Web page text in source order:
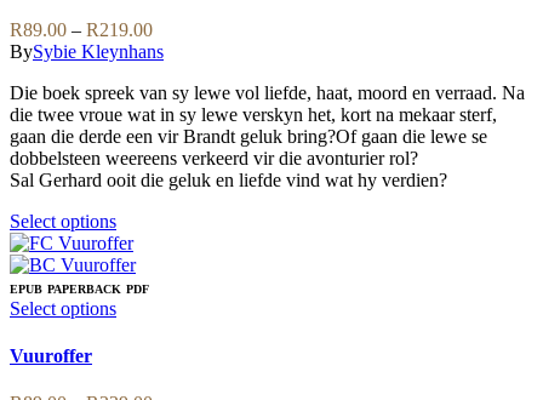
be
chosen
on
the
product
page
variants.
The
options
may
be
chosen
on
the
product
page
R89.00 – R219.00Price
range:
through
R219.00
BySybie Kleynhans
Die boek spreek van sy lewe vol liefde, haat, moord en verraad. Na
die twee vroue wat in sy lewe verskyn het, kort na mekaar sterf,
gaan die derde een vir Brandt geluk bring?Of gaan die lewe se
dobbelsteen weereens verkeerd vir die avonturier rol?
Sal Gerhard ooit die geluk en liefde vind wat hy verdien?
Select optionsThis
product
has
multiple
variants.
be
EPUB PAPERBACK PDF
Select optionsThis
variants.
Vuuroffer